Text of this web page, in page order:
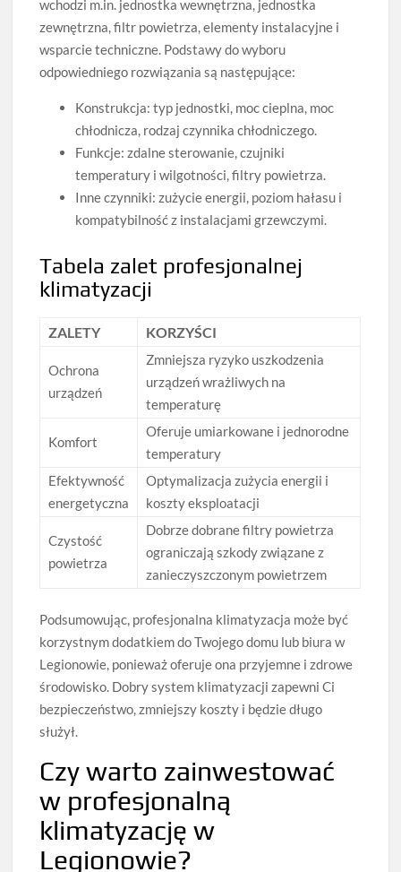
wchodzi m.in. jednostka wewnętrzna, jednostka
zewnętrzna, filtr powietrza, elementy instalacyjne i
wsparcie techniczne. Podstawy do wyboru
odpowiedniego rozwiązania są następujące:
Konstrukcja: typ jednostki, moc cieplna, moc
chłodnicza, rodzaj czynnika chłodniczego.
Funkcje: zdalne sterowanie, czujniki
temperatury i wilgotności, filtry powietrza.
Inne czynniki: zużycie energii, poziom hałasu i
kompatybilność z instalacjami grzewczymi.
Tabela zalet profesjonalnej
klimatyzacji
ZALETY KORZYŚCI
Ochrona
urządzeń
Zmniejsza ryzyko uszkodzenia
urządzeń wrażliwych na
temperaturę
Komfort
Oferuje umiarkowane i jednorodne
temperatury
Efektywność
energetyczna
Optymalizacja zużycia energii i
koszty eksploatacji
Czystość
powietrza
Dobrze dobrane filtry powietrza
ograniczają szkody związane z
zanieczyszczonym powietrzem
Podsumowując, profesjonalna klimatyzacja może być
korzystnym dodatkiem do Twojego domu lub biura w
Legionowie, ponieważ oferuje ona przyjemne i zdrowe
środowisko. Dobry system klimatyzacji zapewni Ci
bezpieczeństwo, zmniejszy koszty i będzie długo
służył.
Czy warto zainwestować
w profesjonalną
klimatyzację w
Legionowie?